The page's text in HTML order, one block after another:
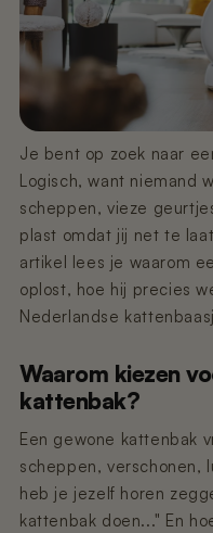
€449,00
Poopy Nova
order)
€349,00
Poopy Nova
€449,00
Poopy Nova
€449,00
€59,95
€11,99
Nano 3 -
€9,99
Nano 3 -
€19,99
Nano 3 -
€99,99
Nano 3 - Grit
€19,99
Nano 3 -
€14,99
€99,99
Nano 2 -
€9,99
Nano 2 - T-
€9,99
Nano 2 & 3 –
kabel)
€14,99
Onderstel
Zwart/Wit
Nano 2 & 3 –
kabel)
€11,99
Je bent op zoek naar
Logisch, want niemand
scheppen, vieze
plast omdat jij net te
artikel lees je waarom
oplost, hoe hij precies
Nederlandse
Waarom kiezen
kattenbak?
Een gewone kattenbak
scheppen, verschonen,
heb je jezelf horen
kattenbak doen..." En